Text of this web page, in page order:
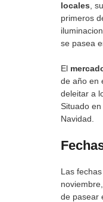
locales ,
primeros
se pasea
El
de año en
deleitar a
Situado
Navidad.
Las
de pasear